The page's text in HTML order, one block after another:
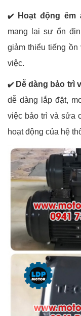
✔️ Hoạt động êm
mang lại sự ổn
giảm thiểu tiếng ồn
việc.
✔️ Dễ dàng bảo trì
dễ dàng lắp đặt,
việc bảo trì và sửa
hoạt động của hệ